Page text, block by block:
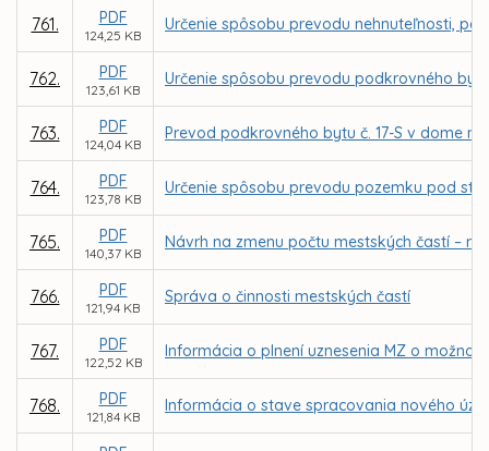
761. PDF
124,25 KB
Určenie spôsobu prevodu nehnuteľnosti,
762. PDF
123,61 KB
Určenie spôsobu prevodu podkrovného
763. PDF
124,04 KB
Prevod podkrovného bytu č. 17-S v dome
764. PDF
123,78 KB
Určenie spôsobu prevodu pozemku pod
765. PDF
140,37 KB
Návrh na zmenu počtu mestských častí –
766. PDF
121,94 KB
Správa o činnosti mestských častí
767. PDF
122,52 KB
Informácia o plnení uznesenia MZ o
768. PDF
121,84 KB
Informácia o stave spracovania nového